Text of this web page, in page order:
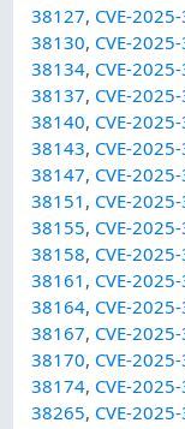
38127, CVE-
38130, CVE-
38134, CVE-
38137, CVE-
38140, CVE-
38143, CVE-
38147, CVE-
38151 , CVE-
38155, CVE-
38158, CVE-
38161 , CVE-
38164, CVE-
38167, CVE-
38170, CVE-
38174, CVE-
38265, CVE-